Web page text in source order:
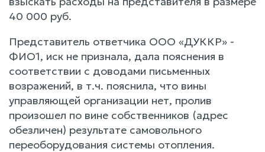
40 000 руб.
Представитель ответчика ООО «ДУККР» -
ФИО1, иск не признала, дала пояснения в
соответствии с доводами письменных
возражений, в т.ч. пояснила, что вины
управляющей организации нет, пролив
произошел по вине собственников (адрес
обезличен) результате самовольного
переоборудования системы отопления.